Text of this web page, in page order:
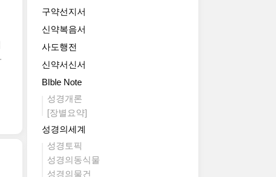
구약선지서
신약복음서
사도행전
신약서신서
BIble Note
성경개론
[장별요약]
성경의세계
성경토픽
성경의동식물
성경의물건